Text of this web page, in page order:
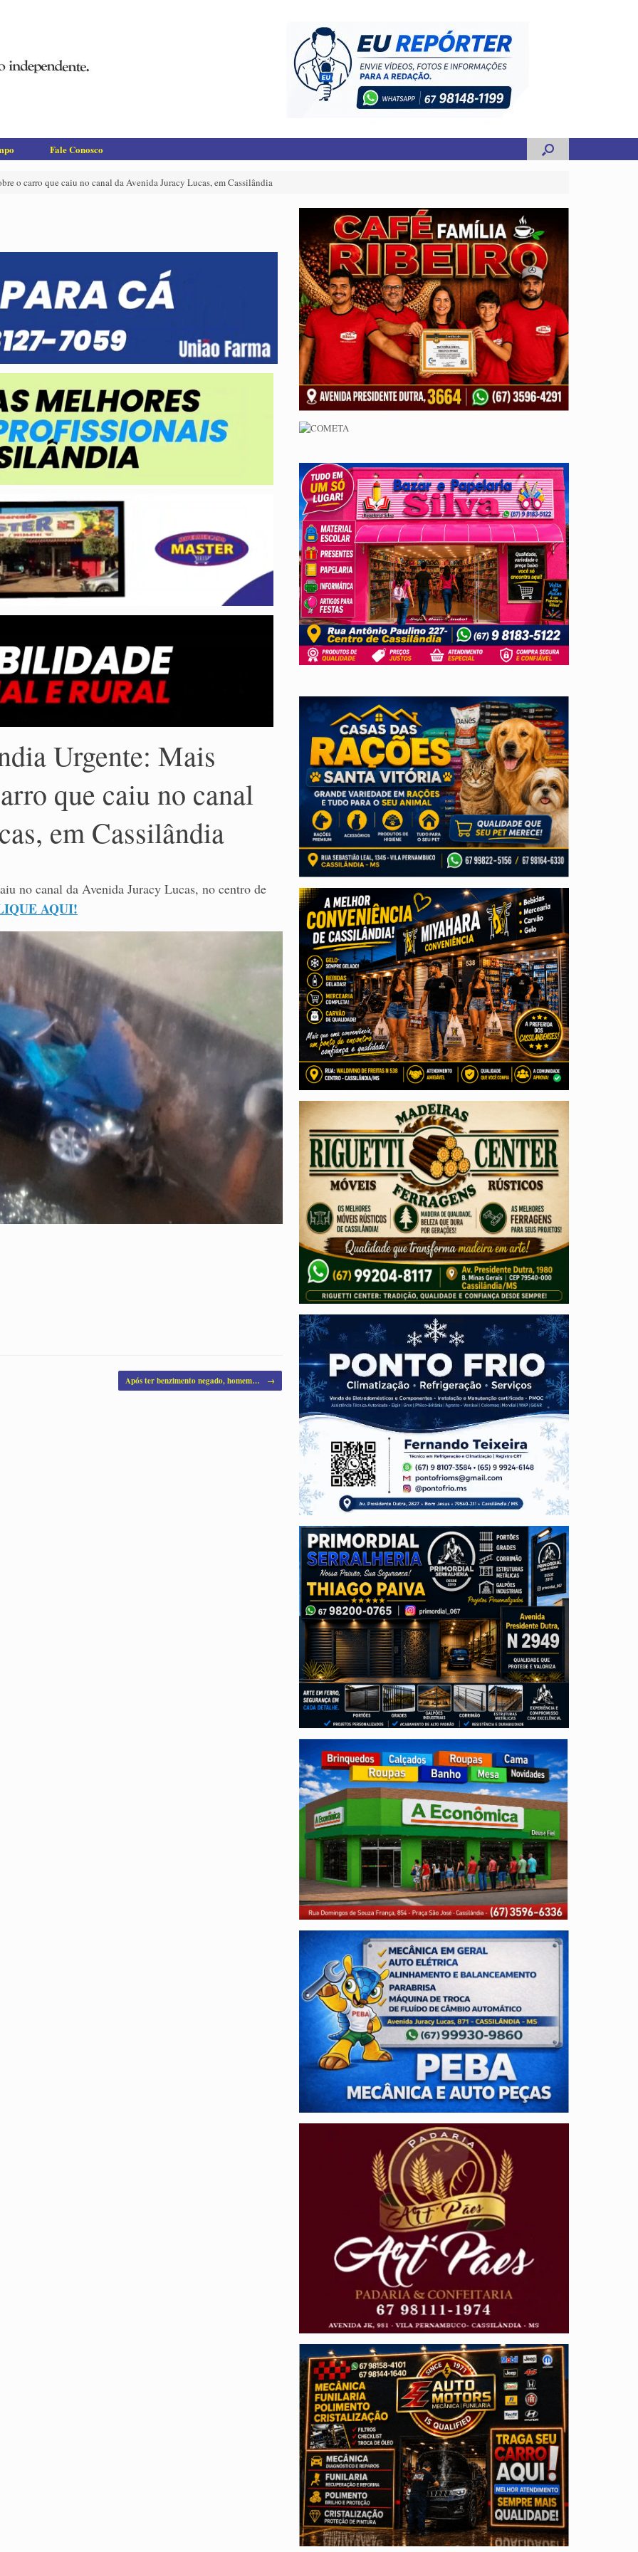
Fale Conosco
o carro que caiu no canal da Avenida Juracy Lucas, em Cassilândia
Urgente: Mais
que caiu no canal
em Cassilândia
no canal da Avenida Juracy Lucas, no centro de
AQUI!
Após ter benzimento negado, homem… →